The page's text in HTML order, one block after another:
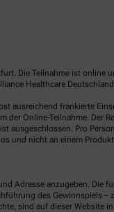
Die Teilnahme ist online
Healthcare
ausreichend frankierte
Online-Teilnahme.
ausgeschlossen. Pro
und nicht an einem
Adresse anzugeben.
des Gewinnspiels –
sind auf dieser Website